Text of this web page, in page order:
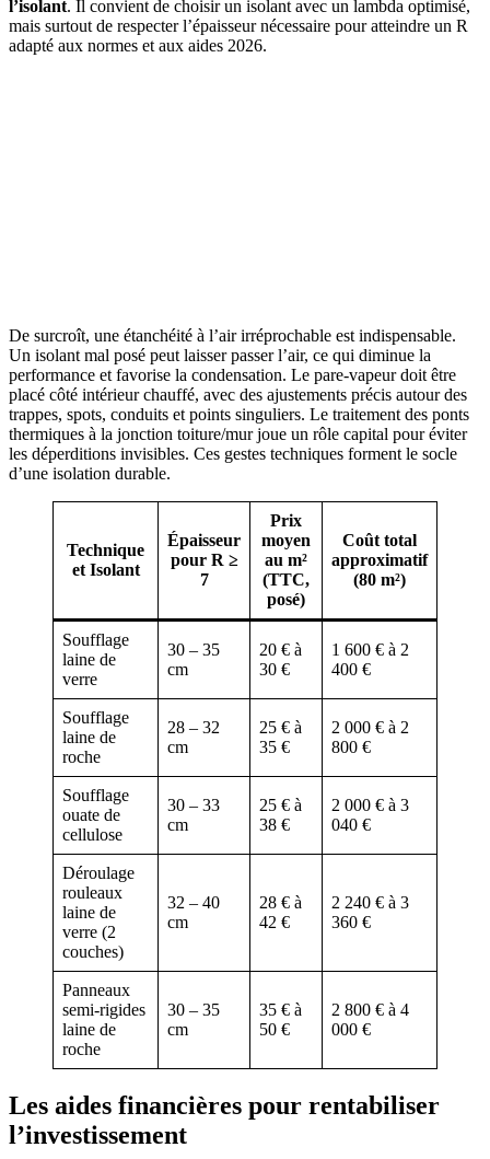
l’isolant. Il convient de choisir un isolant avec un lambda optimisé,
mais surtout de respecter l’épaisseur nécessaire pour atteindre un R
adapté aux normes et aux aides 2026.
De surcroît, une étanchéité à l’air irréprochable est indispensable.
Un isolant mal posé peut laisser passer l’air, ce qui diminue la
performance et favorise la condensation. Le pare-vapeur doit être
placé côté intérieur chauffé, avec des ajustements précis autour des
trappes, spots, conduits et points singuliers. Le traitement des ponts
thermiques à la jonction toiture/mur joue un rôle capital pour éviter
les déperditions invisibles. Ces gestes techniques forment le socle
d’une isolation durable.
Technique
et Isolant
Épaisseur
pour R ≥
7
Prix
moyen
au m²
(TTC,
posé)
Coût total
approximatif
(80 m²)
Soufflage
laine de
verre
30 – 35
cm
20 € à
30 €
1 600 € à 2
400 €
Soufflage
laine de
roche
28 – 32
cm
25 € à
35 €
2 000 € à 2
800 €
Soufflage
ouate de
cellulose
30 – 33
cm
25 € à
38 €
2 000 € à 3
040 €
Déroulage
rouleaux
laine de
verre (2
couches)
32 – 40
cm
28 € à
42 €
2 240 € à 3
360 €
Panneaux
semi-rigides
laine de
roche
30 – 35
cm
35 € à
50 €
2 800 € à 4
000 €
Les aides financières pour rentabiliser
l’investissement